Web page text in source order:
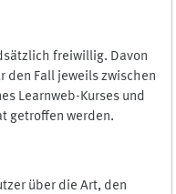
freiwillig. Davon
den Fall jeweils zwischen
Learnweb-Kurses und
getroffen werden.
über die Art, den